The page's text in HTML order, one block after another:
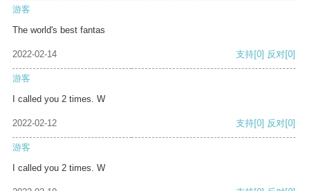
游客
The world's best fantas
2022-02-14 支持[0] 反对[0]
游客
I called you 2 times. W
2022-02-12 支持[0] 反对[0]
游客
I called you 2 times. W